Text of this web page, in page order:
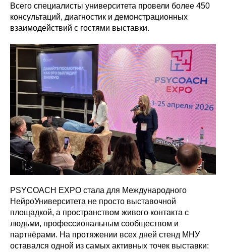
Всего специалисты университета провели более 450
консультаций, диагностик и демонстрационных
взаимодействий с гостями выставки.
PSYCOACH EXPO стала для Международного
НейроУниверситета не просто выставочной
площадкой, а пространством живого контакта с
людьми, профессиональным сообществом и
партнёрами. На протяжении всех дней стенд МНУ
оставался одной из самых активных точек выставки: